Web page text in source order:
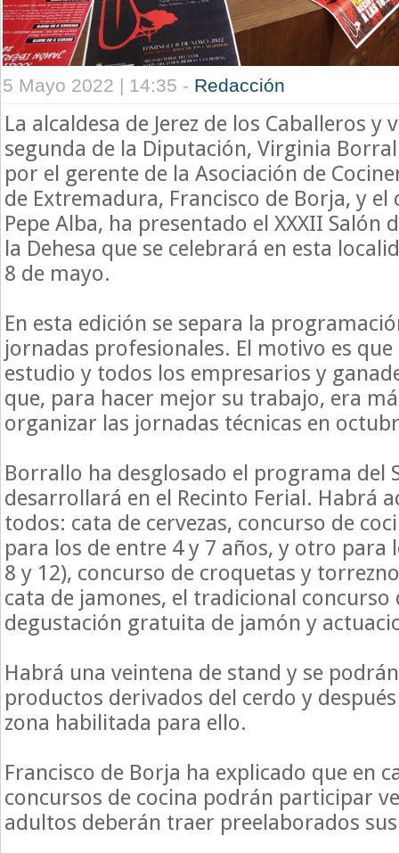
5 Mayo 2022 | 14:35 - Redacción
La alcaldesa de Jerez de los Caballeros y
segunda de la Diputación, Virginia
por el gerente de la Asociación de
de Extremadura, Francisco de Borja, y
Pepe Alba, ha presentado el XXXII Salón
la Dehesa que se celebrará en esta
8 de mayo.
En esta edición se separa la
jornadas profesionales. El motivo es que
estudio y todos los empresarios y
que, para hacer mejor su trabajo, era
organizar las jornadas técnicas en
Borrallo ha desglosado el programa del
desarrollará en el Recinto Ferial. Habrá
todos: cata de cervezas, concurso de
para los de entre 4 y 7 años, y otro para
8 y 12), concurso de croquetas y
cata de jamones, el tradicional concurso
degustación gratuita de jamón y
Habrá una veintena de stand y se
productos derivados del cerdo y
zona habilitada para ello.
Francisco de Borja ha explicado que en
concursos de cocina podrán participar
adultos deberán traer preelaborados